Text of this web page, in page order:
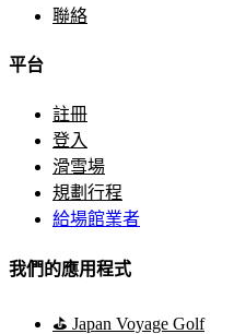
聯絡
平台
註冊
登入
滑雪場
規劃行程
給場館業者
我們的應用程式
⛳ Japan Voyage Golf